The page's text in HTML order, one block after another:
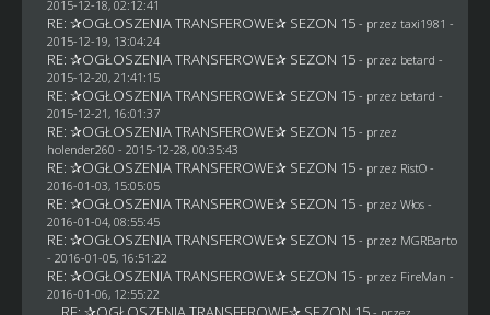
2015-12-18, 02:12:41
RE: ✰OGŁOSZENIA TRANSFEROWE✰ SEZON 15 - przez taxi1981 -
2015-12-19, 13:04:24
RE: ✰OGŁOSZENIA TRANSFEROWE✰ SEZON 15 - przez betard -
2015-12-20, 21:41:15
RE: ✰OGŁOSZENIA TRANSFEROWE✰ SEZON 15 - przez betard -
2015-12-21, 16:01:37
RE: ✰OGŁOSZENIA TRANSFEROWE✰ SEZON 15 - przez
holender260 - 2015-12-28, 00:35:43
RE: ✰OGŁOSZENIA TRANSFEROWE✰ SEZON 15 - przez RistO-
2016-01-03, 15:05:05
RE: ✰OGŁOSZENIA TRANSFEROWE✰ SEZON 15 - przez Włos-
2016-01-04, 08:55:45
RE: ✰OGŁOSZENIA TRANSFEROWE✰ SEZON 15 - przez MGRBarto
- 2016-01-05, 16:51:22
RE: ✰OGŁOSZENIA TRANSFEROWE✰ SEZON 15 - przez FireMan -
2016-01-06, 12:55:22